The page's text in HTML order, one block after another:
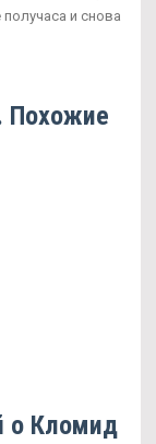
и снова
Похожие
о Кломид